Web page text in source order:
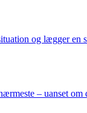
og lægger en
– uanset om